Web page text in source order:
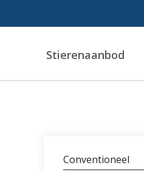
Stierenaanbod
Conventioneel